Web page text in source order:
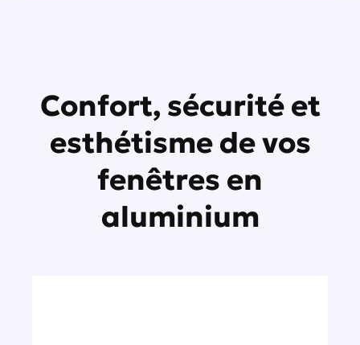
Confort, sécurité et
esthétisme de vos
fenêtres en
aluminium